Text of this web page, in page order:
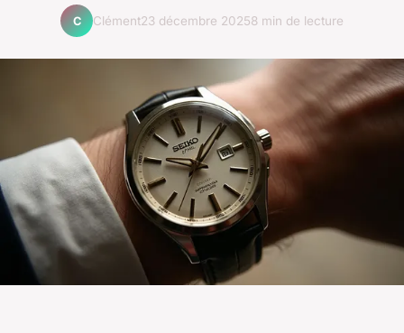
C Clément23 décembre 20258 min de lecture